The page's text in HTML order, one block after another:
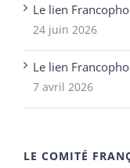
Le lien
24 juin 2026
Le lien
7 avril 2026
LE COMITÉ